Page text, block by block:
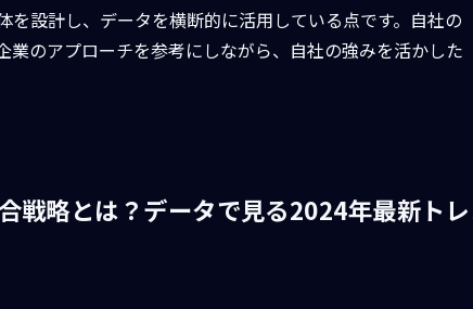
設計し、データを横断的に活用している点です。自社の
のアプローチを参考にしながら、自社の強みを活かした
戦略とは？データで見る2024年最新ト